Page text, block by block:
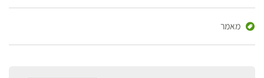
מאמר